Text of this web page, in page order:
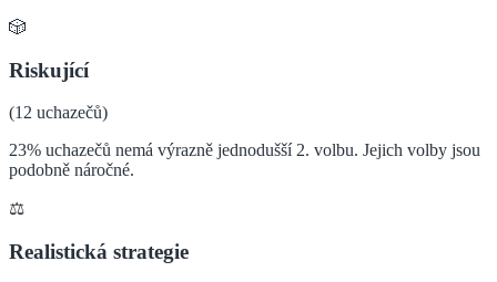
🎲
Riskující
(12 uchazečů)
23% uchazečů nemá výrazně jednodušší 2. volbu. Jejich volby jsou
podobně náročné.
⚖️
Realistická strategie